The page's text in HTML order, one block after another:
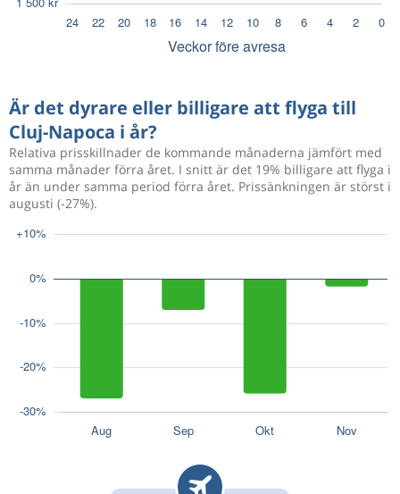
Är det dyrare eller billigare att flyga till
Cluj-Napoca i år?
Relativa prisskillnader de kommande månaderna jämfört med
samma månader förra året. I snitt är det 19% billigare att flyga i
år än under samma period förra året. Prissänkningen är störst i
augusti (-27%).